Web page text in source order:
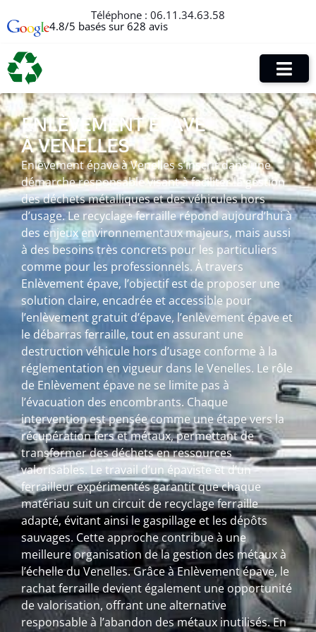
Téléphone : 06.11.34.63.58
4.8/5 basés sur 628 avis
ENLÈVEMENT ÉPAVE
À VENELLES
Enlèvement épave à Venelles s’inscrit dans une
démarche responsable visant à faciliter la gestion
des déchets métalliques et des véhicules hors
d’usage. Le recyclage ferraille répond aujourd’hui à
des enjeux environnementaux majeurs, mais aussi
à des besoins très concrets pour les particuliers
comme pour les professionnels. À travers
Enlèvement épave, l’objectif est de proposer une
solution claire, encadrée et accessible pour
l’enlèvement gratuit d’épave, l’enlèvement épave et
le débarras ferraille, tout en assurant une
destruction véhicule hors d’usage conforme à la
réglementation en vigueur dans le Venelles. Le rôle
de Enlèvement épave ne se limite pas à
l’évacuation des encombrants. Chaque
intervention est pensée comme une étape vers la
récupération fers et métaux, permettant de
transformer des déchets en ressources
valorisables. Le travail d’un épaviste et d’un
ferrailleur expérimentés garantit que chaque
matériau suit un circuit de recyclage ferraille
adapté, évitant ainsi le gaspillage et les dépôts
sauvages. Cette approche contribue à une
meilleure organisation de la gestion des métaux à
l’échelle du Venelles. Grâce à Enlèvement épave, le
rachat ferraille devient également une opportunité
de valorisation, offrant une alternative
responsable à l’abandon des métaux inutilisés. En